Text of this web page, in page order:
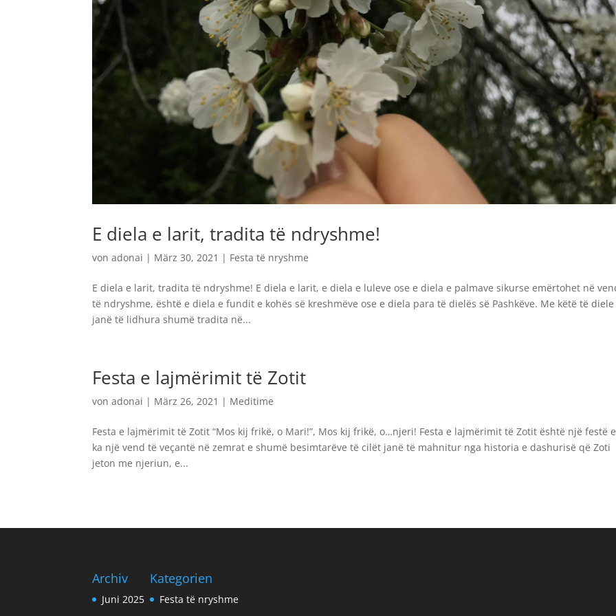
E diela e larit, tradita të ndryshme!
vonadonai | März 30, 2021 | Festa të nryshme
E diela e larit, tradita të ndryshme! E diela e larit, e diela e luleve ose e diela e palmave sikurse emërtohet në
të ndryshme, është e diela e fundit e kohës së kreshmëve ose e diela para të dielës së Pashkëve. Me këtë të diele
janë të lidhura shumë tradita në...
Festa e lajmërimit të Zotit
vonadonai | März 26, 2021 | Meditime
Festa e lajmërimit të Zotit “Mos kij frikë, o Mari!”, Mos kij frikë, o…njeri! Festa e lajmërimit të Zotit është një festë
ka një vend të veçantë në zemrat e shumë besimtarëve të cilët janë të mahnitur nga historia e dashurisë që Zoti
jeton me njeriun, e...
Archiv
Juni 2025
Kategorien
Festa të nryshme